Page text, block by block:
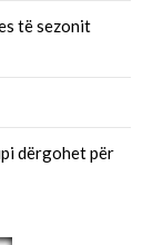
të sezonit
dërgohet për